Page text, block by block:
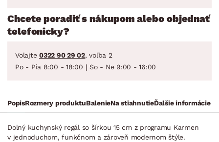
Chcete poradiť s nákupom alebo objednať
telefonicky?
Volajte 0322 90 29 02, voľba 2
Po - Pia 8:00 - 18:00 | So - Ne 9:00 - 16:00
PopisRozmery produktuBalenieNa stiahnutieĎalšie informácie
Dolný kuchynský regál so šírkou 15 cm z programu Karmen
v jednoduchom, funkčnom a zároveň modernom štýle.